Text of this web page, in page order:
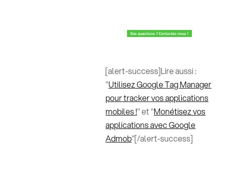
[alert-success]Lire aussi :
"Utilisez Google Tag Manager
pour tracker vos applications
mobiles !" et "Monétisez vos
applications avec Google
Admob"[/alert-success]